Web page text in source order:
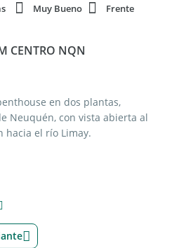
Muy Bueno
Frente
CENTRO NQN
en dos plantas,
Neuquén, con vista abierta al
hacia el río Limay.
balcón